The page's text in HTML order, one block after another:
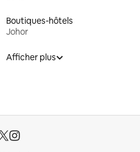
Boutiques-hôtels
Johor
Afficher plus